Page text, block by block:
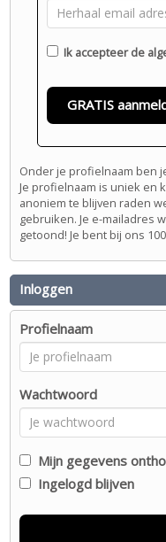
Ik accepteer de
GRATIS
Onder je profielnaam ben
Je profielnaam is uniek en
anoniem te blijven raden
gebruiken. Je e-mailadres
getoond! Je bent bij ons
Inloggen
Profielnaam
Wachtwoord
Mijn gegevens
Ingelogd blijven